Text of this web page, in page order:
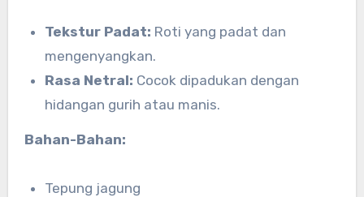
Tekstur Padat: Roti yang padat dan
mengenyangkan.
Rasa Netral: Cocok dipadukan dengan
hidangan gurih atau manis.
Bahan-Bahan:
Tepung jagung